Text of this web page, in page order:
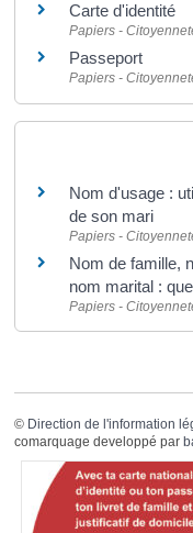
Carte d'identité
Papiers -
Passeport
Papiers -
Nom d'usage :
de son mari
Papiers -
Nom de famille,
nom marital :
Papiers -
© Direction de l'information
comarquage developpé par